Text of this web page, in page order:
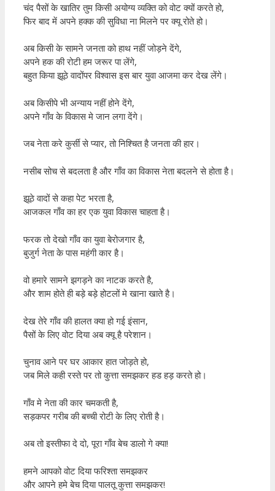
चंद पैसों के खातिर तुम किसी अयोग्य व्यक्ति को वोट क्यों करते हो,
फिर बाद में अपने हक्क की सुविधा ना मिलने पर क्यू रोते हो।
अब किसी के सामने जनता को हाथ नहीं जोड़ने देंगे,
अपने हक की रोटी हम जरूर पा लेंगे,
बहुत किया झूठे वादोंपर विश्वास इस बार युवा आजमा कर देख लेंगे।
अब किसीपे भी अन्याय नहीं होने देंगे,
अपने गाँव के विकास मे जान लगा देंगे।
जब नेता करे कुर्सी से प्यार, तो निश्चित है जनता की हार।
नसीब सोच से बदलता है और गाँव का विकास नेता बदलने से होता है।
झूठे वादों से कहा पेट भरता है,
आजकल गाँव का हर एक युवा विकास चाहता है।
फरक तो देखो गाँव का युवा बेरोजगार है,
बुजुर्ग नेता के पास महंगी कार है।
वो हमारे सामने झगड़ने का नाटक करते है,
और शाम होते ही बड़े बड़े होटलों मे खाना खाते है।
देख तेरे गाँव की हालत क्या हो गई इंसान,
पैसों के लिए वोट दिया अब क्यू है परेशान।
चुनाव आने पर घर आकार हात जोड़ते हो,
जब मिले कही रस्ते पर तो कुत्ता समझकर हड हड़ करते हो।
गाँव मे नेता की कार चमकती है,
सड़कपर गरीब की बच्ची रोटी के लिए रोती है।
अब तो इस्तीफा दे दो, पूरा गाँव बेच डालो गे क्या!
हमने आपको वोट दिया फरिश्ता समझकर
और आपने हमे बेच दिया पालतू कुत्ता समझकर!